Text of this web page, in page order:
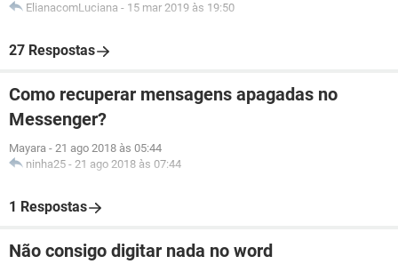
ElianacomLuciana - 15 mar 2019 às 19:50
27 Respostas
Como recuperar mensagens apagadas no
Messenger?
Mayara - 21 ago 2018 às 05:44
ninha25 - 21 ago 2018 às 07:44
1 Respostas
Não consigo digitar nada no word